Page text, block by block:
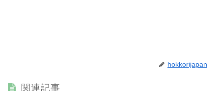
hokkorijapan
関連記事